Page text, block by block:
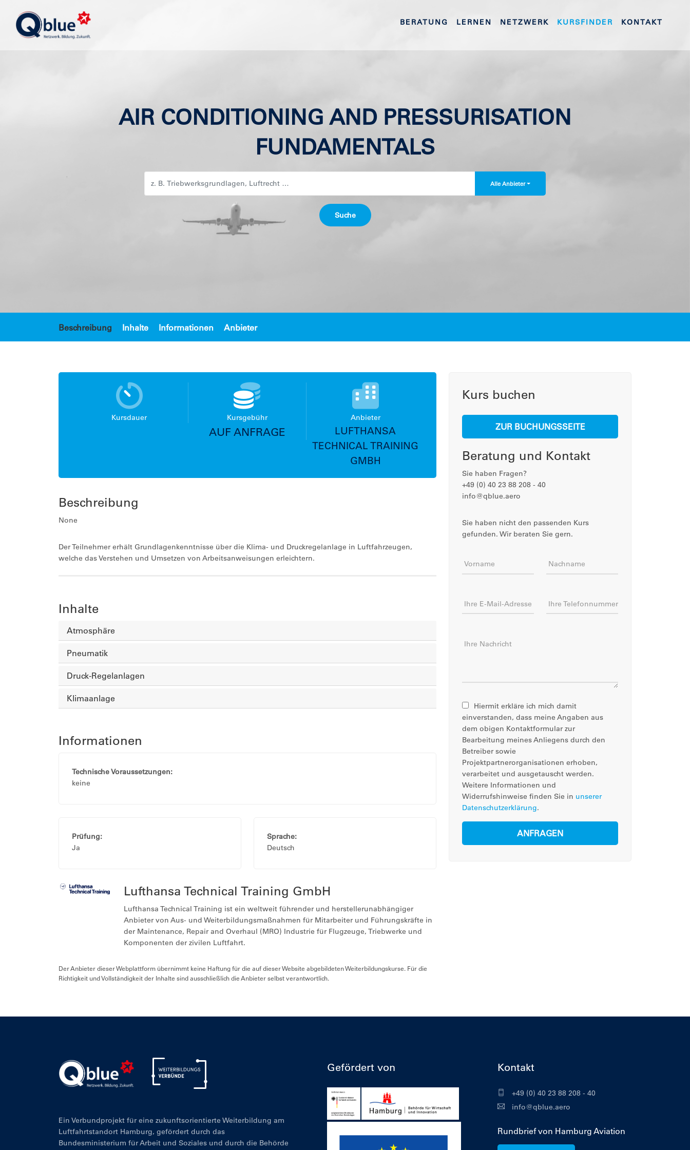
BERATUNG LERNEN NETZWERK KURSFINDER KONTAKT
AIR CONDITIONING AND PRESSURISATION
FUNDAMENTALS
Alle Anbieter
Beschreibung Inhalte Informationen Anbieter
Kursdauer Kursgebühr
AUF ANFRAGE
Anbieter
LUFTHANSA
TECHNICAL TRAINING
GMBH
Beschreibung
None
Der Teilnehmer erhält Grundlagenkenntnisse über die Klima- und Druckregelanlage in Luftfahrzeugen,
welche das Verstehen und Umsetzen von Arbeitsanweisungen erleichtern.
Inhalte
Atmosphäre
Pneumatik
Druck-Regelanlagen
Klimaanlage
Informationen
Technische Voraussetzungen:
keine
Prüfung:
Ja
Sprache:
Deutsch
Lufthansa Technical Training GmbH
Lufthansa Technical Training ist ein weltweit führender und herstellerunabhängiger
Anbieter von Aus- und Weiterbildungsmaßnahmen für Mitarbeiter und Führungskräfte in
der Maintenance, Repair and Overhaul (MRO) Industrie für Flugzeuge, Triebwerke und
Komponenten der zivilen Luftfahrt.
Der Anbieter dieser Webplattform übernimmt keine Haftung für die auf dieser Website abgebildeten Weiterbildungskurse. Für die
Richtigkeit und Vollständigkeit der Inhalte sind ausschließlich die Anbieter selbst verantwortlich.
Kurs buchen
ZUR BUCHUNGSSEITE
Beratung und Kontakt
Sie haben Fragen?
+49 (0) 40 23 88 208 - 40
info@qblue.aero
Sie haben nicht den passenden Kurs
gefunden. Wir beraten Sie gern.
Vorname Nachname
Ihre E-Mail-Adresse Ihre Telefonnummer
Ihre Nachricht
Hiermit erkläre ich mich damit
einverstanden, dass meine Angaben aus
dem obigen Kontaktformular zur
Bearbeitung meines Anliegens durch den
Betreiber sowie
Projektpartnerorganisationen erhoben,
verarbeitet und ausgetauscht werden.
Weitere Informationen und
Widerrufshinweise finden Sie in unserer
Datenschutzerklärung.
ANFRAGEN
Ein Verbundprojekt für eine zukunftsorientierte Weiterbildung am
Luftfahrtstandort Hamburg, gefördert durch das
Bundesministerium für Arbeit und Soziales und durch die Behörde
Gefördert von Kontakt
+49 (0) 40 23 88 208 - 40
info@qblue.aero
Rundbrief von Hamburg Aviation